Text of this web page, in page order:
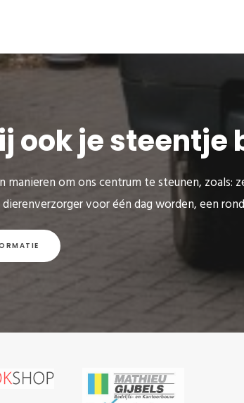
ook je steentje
manieren om ons centrum te steunen,
voor één dag worden, een